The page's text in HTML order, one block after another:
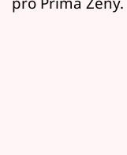
Mámy sobě